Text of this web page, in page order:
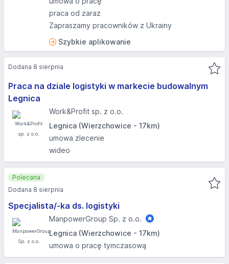
praca od zaraz
Zapraszamy pracowników z Ukrainy
Szybkie aplikowanie
Praca na dziale logistyki w markecie budowalnym
Legnica
Work&Profit sp. z o.o.
Legnica (Wierzchowice - 17km)
umowa zlecenie
wideo
Dodana 8 sierpnia
Specjalista/-ka ds. logistyki
ManpowerGroup Sp. z o.o.
Legnica (Wierzchowice - 17km)
umowa o pracę tymczasową
Polecana
Dodana 8 sierpnia